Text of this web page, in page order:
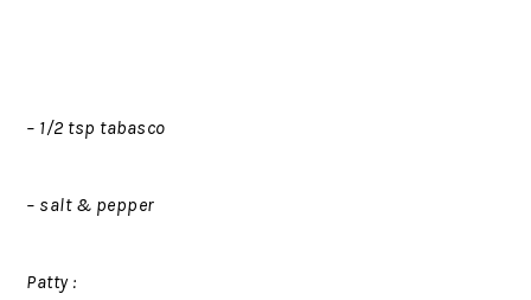
– 1/2 tsp tabasco
– salt & pepper
Patty :